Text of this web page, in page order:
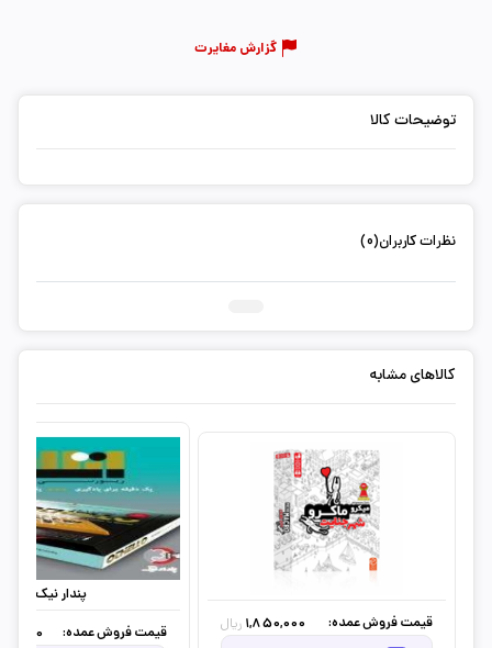
گزارش مغایرت
توضیحات کالا
نظرات کاربران(0)
کالاهای مشابه
قیمت فروش عمده: 1,850,000 ریال
پندار نیک
قیمت فروش عمده: